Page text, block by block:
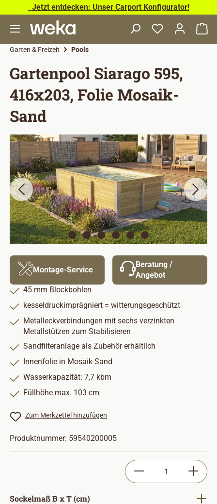
Zum Hauptinhalt springen
Jetzt entdecken: Unser Carport Konfigurator!
Garten & Freizeit Pools
Gartenpool Siarago 595,
416x203, Folie Mosaik-
Sand
Bildergalerie überspringen
Montage-Service
Beratung /
Angebot
45 mm Blockbohlen
kesseldruckimprägniert = witterungsgeschützt
Metalleckverbindungen mit sechs verzinkten
Metallstützen zum Stabilisieren
Sandfilteranlage als Zubehör erhältlich
Innenfolie in Mosaik-Sand
Wasserkapazität: 7,7 kbm
Füllhöhe max. 103 cm
Zum Merkzettel hinzufügen
Produktnummer: 59540200005
Produkt Anzahl:
Sockelmaß B x T (cm)